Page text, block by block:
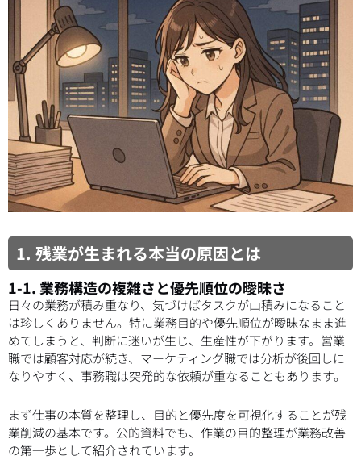
1. 残業が生まれる本当の原因とは
1-1. 業務構造の複雑さと優先順位の曖昧さ
日々の業務が積み重なり、気づけばタスクが山積みになること
は珍しくありません。特に業務目的や優先順位が曖昧なまま進
めてしまうと、判断に迷いが生じ、生産性が下がります。営業
職では顧客対応が続き、マーケティング職では分析が後回しに
なりやすく、事務職は突発的な依頼が重なることもあります。
まず仕事の本質を整理し、目的と優先度を可視化することが残
業削減の基本です。公的資料でも、作業の目的整理が業務改善
の第一歩として紹介されています。